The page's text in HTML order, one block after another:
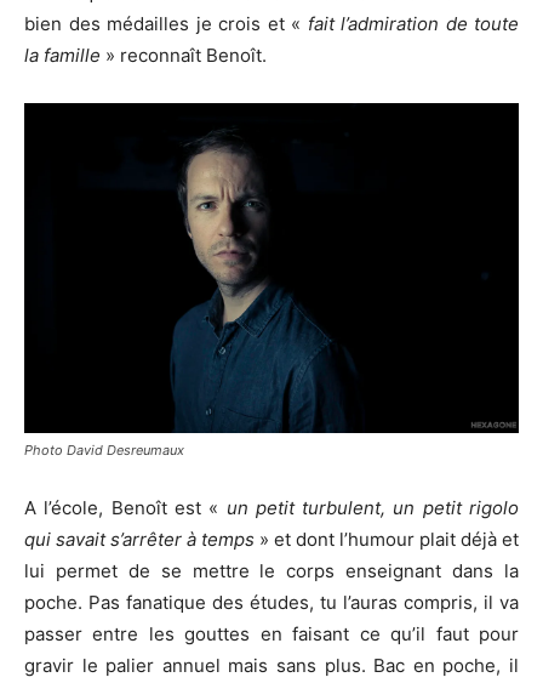
bien des médailles je crois et « fait l’admiration de toute
la famille » reconnaît Benoît.
Photo David Desreumaux
A l’école, Benoît est « un petit turbulent, un petit rigolo
qui savait s’arrêter à temps » et dont l’humour plait déjà et
lui permet de se mettre le corps enseignant dans la
poche. Pas fanatique des études, tu l’auras compris, il va
passer entre les gouttes en faisant ce qu’il faut pour
gravir le palier annuel mais sans plus. Bac en poche, il